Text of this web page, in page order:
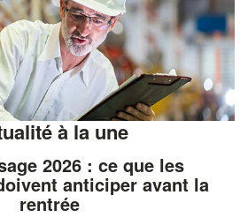
à la une
2026 : ce que les
anticiper avant la
rentrée